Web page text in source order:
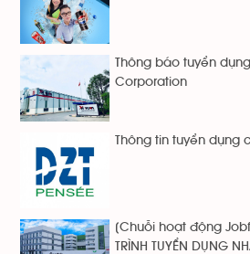
Thông báo tuyển
Corporation
Thông tin tuyển dụng
[Chuỗi hoạt động
TRÌNH TUYỂN DỤNG